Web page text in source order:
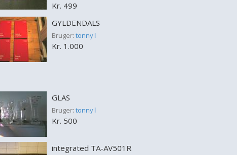
Kr. 499
GYLDENDALS
Bruger: tonny l
Kr. 1.000
GLAS
Bruger: tonny l
Kr. 500
integrated TA-AV501R